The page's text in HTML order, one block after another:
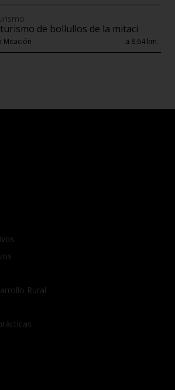
de bollullos de la mitaci
Mitación a 8,64 km.
Rural